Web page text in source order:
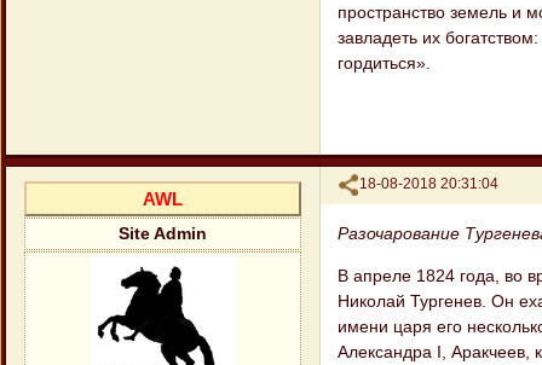
пространство земель и
завладеть их
гордиться».
Поделиться
18-08-2018 20:31:04
AWL
Site Admin Разочарование
В апреле 1824 года, во
Николай Тургенев. Он
имени царя его
Александра I, Аракчеев,